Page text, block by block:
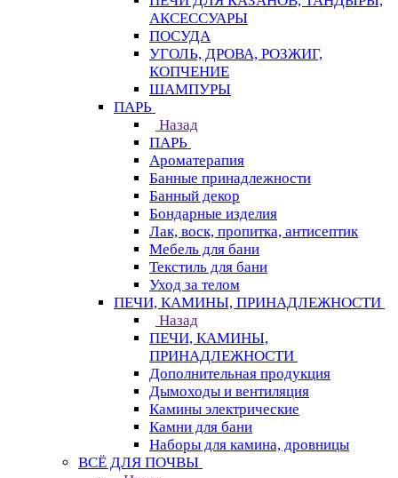
АКСЕССУАРЫ
ПОСУДА
УГОЛЬ, ДРОВА, РОЗЖИГ,
КОПЧЕНИЕ
ШАМПУРЫ
ПАРЬ
Назад
ПАРЬ
Ароматерапия
Банные принадлежности
Банный декор
Бондарные изделия
Лак, воск, пропитка, антисептик
Мебель для бани
Текстиль для бани
Уход за телом
ПЕЧИ, КАМИНЫ, ПРИНАДЛЕЖНОСТИ
Назад
ПЕЧИ, КАМИНЫ,
ПРИНАДЛЕЖНОСТИ
Дополнительная продукция
Дымоходы и вентиляция
Камины электрические
Камни для бани
Наборы для камина, дровницы
ВСЁ ДЛЯ ПОЧВЫ